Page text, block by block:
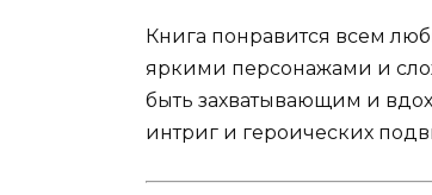
Книга понравится всем
яркими персонажами и
быть захватывающим и
интриг и героических